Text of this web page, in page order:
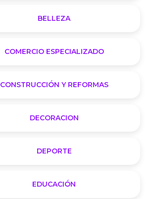
BELLEZA
COMERCIO ESPECIALIZADO
CONSTRUCCIÓN Y REFORMAS
DECORACION
DEPORTE
EDUCACIÓN